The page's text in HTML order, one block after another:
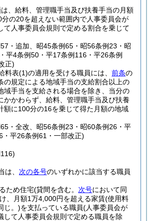
、給料、管理職手当及び扶養手当の月額
の20を超えない範囲内で人事委員会が
て人事委員会規則で定める割合を乗じて
・追加、昭45条例65・昭56条例23・昭
平4条例50・平17条例116・平26条例
正)
料表(1)の適用を受ける職員には、 前条の
の規定による地域手当の支給割合以上の
域手当を支給される場合を除き、当分の
かかわらず、給料、管理職手当及び扶養
額に100分の16を乗じて得た月額の地域
・全改、昭56条例23・昭60条例26・平
・平26条例61・一部改正)
は、 次の各号のいずれかに該当する職員
ため住宅(貸間を含む。 次号において同
、月額1万4,000円を超える家賃(使用料
じ。)を支払っている職員(人事委員会が
して人事委員会規則で定める職員を除